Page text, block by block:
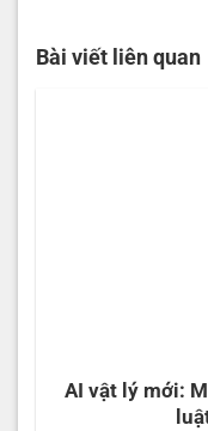
Bài viết liên quan
AI vật lý mới: